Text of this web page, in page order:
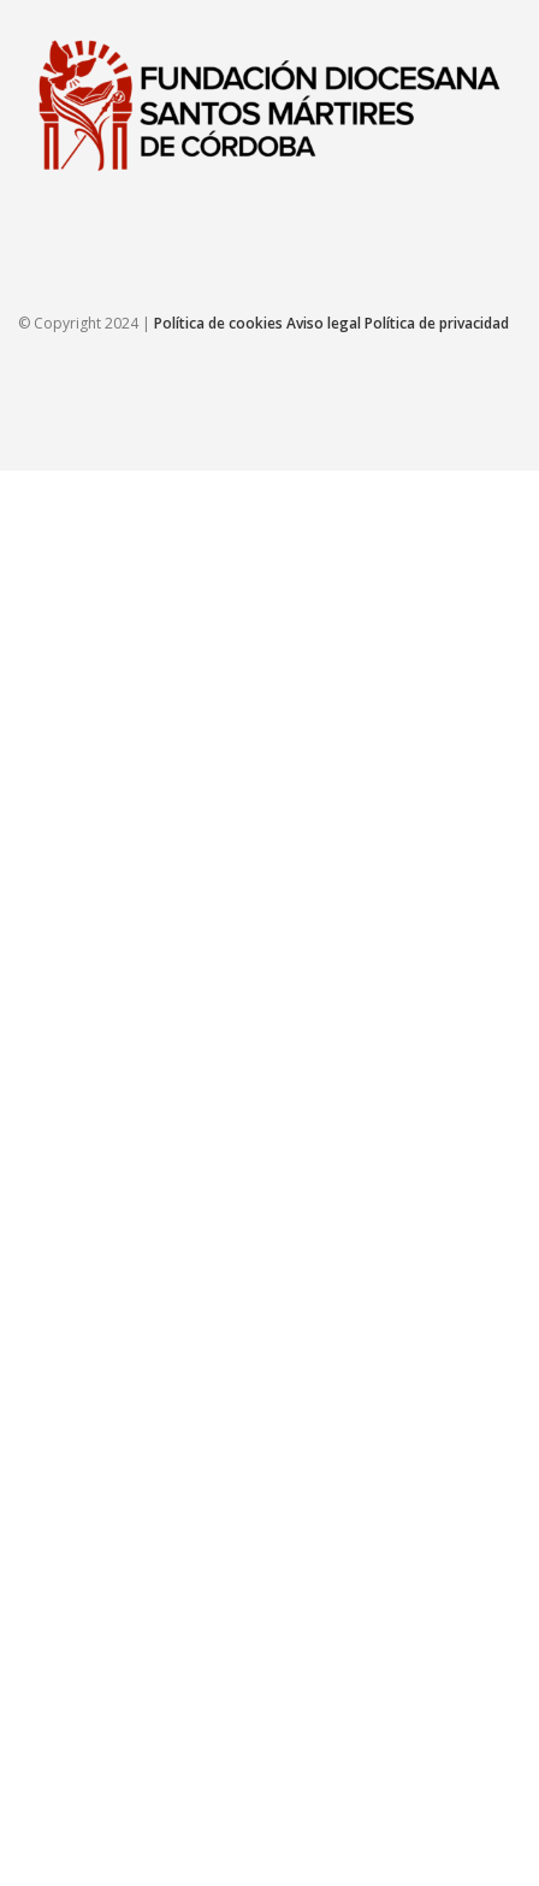
© Copyright 2024 | Política de cookies Aviso legalPolítica de privacidad